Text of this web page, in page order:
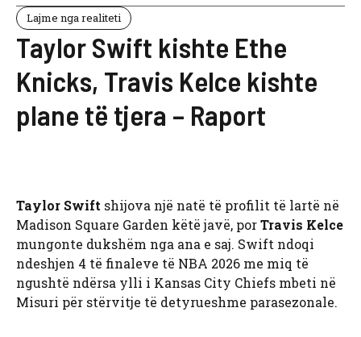
Lajme nga realiteti
Taylor Swift kishte Ethe
Knicks, Travis Kelce kishte
plane të tjera – Raport
Taylor Swift shijova një natë të profilit të lartë në
Madison Square Garden këtë javë, porTravis Kelce
mungonte dukshëm nga ana e saj. Swift ndoqi
ndeshjen 4 të finaleve të NBA 2026 me miq të
ngushtë ndërsa ylli i Kansas City Chiefs mbeti në
Misuri për stërvitje të detyrueshme parasezonale.